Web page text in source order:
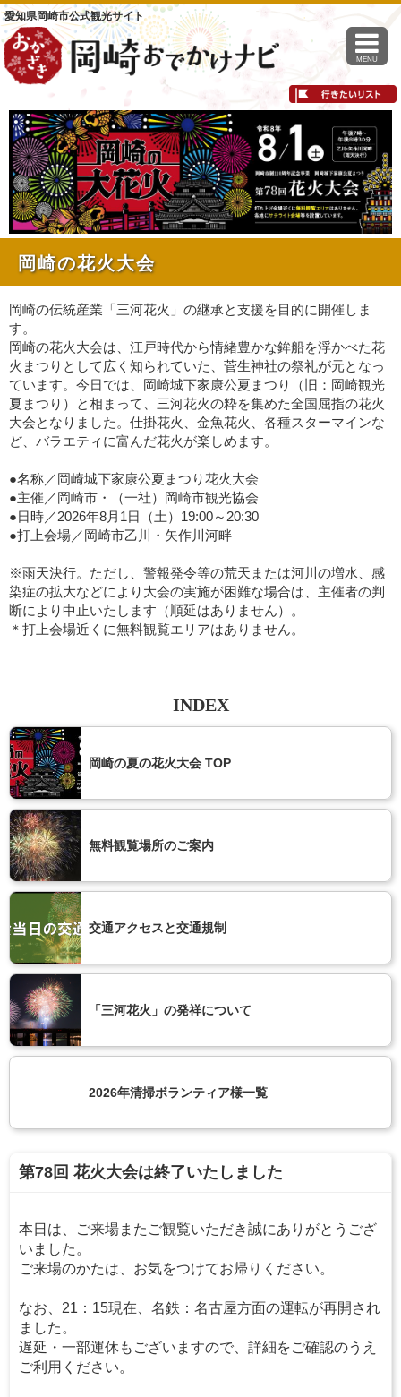
愛知県岡崎市公式観光サイト
MENU
岡崎の花火大会
岡崎の伝統産業「三河花火」の継承と支援を目的に開催しま
す。
岡崎の花火大会は、江戸時代から情緒豊かな鉾船を浮かべた花
火まつりとして広く知られていた、菅生神社の祭礼が元となっ
ています。今日では、岡崎城下家康公夏まつり（旧：岡崎観光
夏まつり）と相まって、三河花火の粋を集めた全国屈指の花火
大会となりました。仕掛花火、金魚花火、各種スターマインな
ど、バラエティに富んだ花火が楽しめます。
●名称／岡崎城下家康公夏まつり花火大会
●主催／岡崎市・（一社）岡崎市観光協会
●日時／2026年8月1日（土）19:00～20:30
●打上会場／岡崎市乙川・矢作川河畔
※雨天決行。ただし、警報発令等の荒天または河川の増水、感
染症の拡大などにより大会の実施が困難な場合は、主催者の判
断により中止いたします（順延はありません）。
＊打上会場近くに無料観覧エリアはありません。
INDEX
岡崎の夏の花火大会 TOP
無料観覧場所のご案内
交通アクセスと交通規制
「三河花火」の発祥について
2026年清掃ボランティア様一覧
第78回 花火大会は終了いたしました
本日は、ご来場またご観覧いただき誠にありがとうござ
いました。
ご来場のかたは、お気をつけてお帰りください。
なお、21：15現在、名鉄：名古屋方面の運転が再開され
ました。
遅延・一部運休もございますので、詳細をご確認のうえ
ご利用ください。